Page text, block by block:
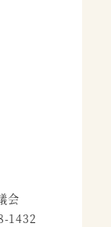
会
1432